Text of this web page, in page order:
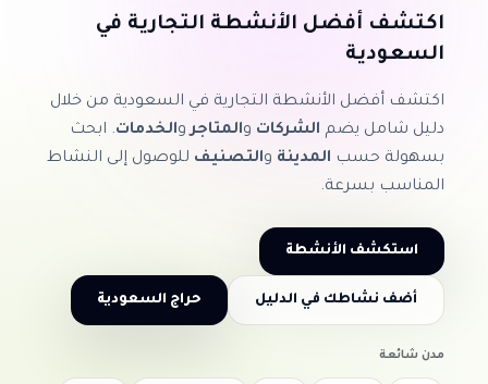
اكتشف أفضل الأنشطة التجارية في
السعودية
اكتشف أفضل الأنشطة التجارية في السعودية من خلال
دليل شامل يضم الشركات والمتاجروالخدمات. ابحث
بسهولة حسب المدينة والتصنيف للوصول إلى النشاط
المناسب بسرعة.
استكشف الأنشطة
أضف نشاطك في الدليل حراج السعودية
مدن شائعة